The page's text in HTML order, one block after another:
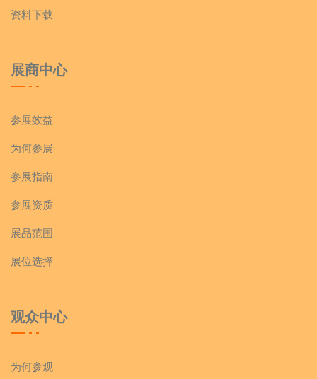
资料下载
展商中心
参展效益
为何参展
参展指南
参展资质
展品范围
展位选择
观众中心
为何参观